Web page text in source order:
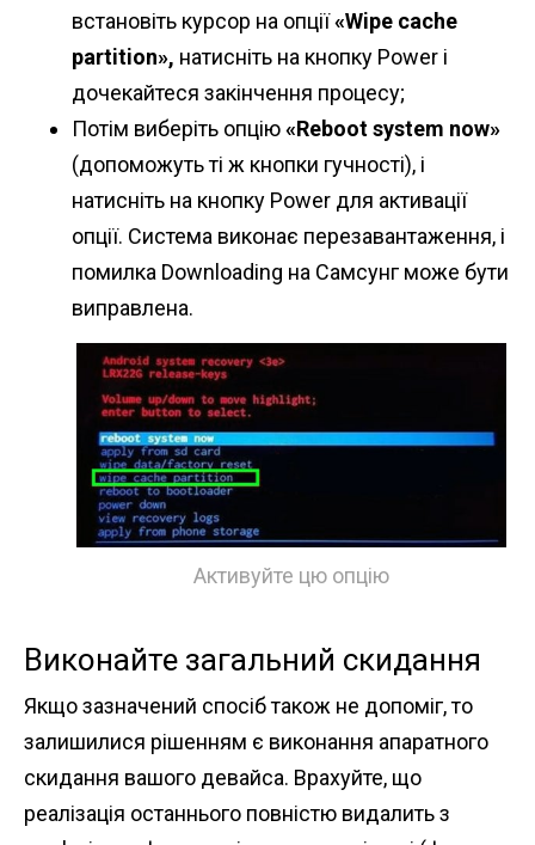
встановіть курсор на опції«Wipe cache
partition», натисніть на кнопку Power і
дочекайтеся закінчення процесу;
Потім виберіть опцію«Reboot system now»
(допоможуть ті ж кнопки гучності), і
натисніть на кнопку Power для активації
опції. Система виконає перезавантаження, і
помилка Downloading на Самсунг може бути
виправлена.
Активуйте цю опцію
Виконайте загальний скидання
Якщо зазначений спосіб також не допоміг, то
залишилися рішенням є виконання апаратного
скидання вашого девайса. Врахуйте, що
реалізація останнього повністю видалить з